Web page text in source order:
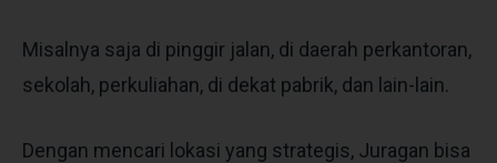
Misalnya saja di pinggir jalan, di daerah perkantoran,
sekolah, perkuliahan, di dekat pabrik, dan lain-lain.
Dengan mencari lokasi yang strategis, Juragan bisa